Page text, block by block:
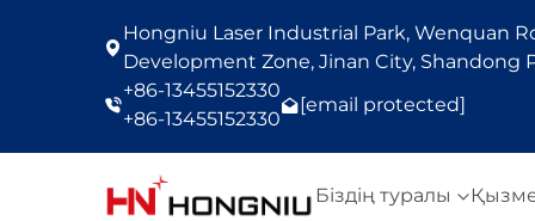
Hongniu Laser Industrial Park, Wenquan
Development Zone, Jinan City, Shandong
+86-13455152330
+86-13455152330
[email protected]
Біздің туралы